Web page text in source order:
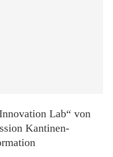
Lab“ von
Kantinen-